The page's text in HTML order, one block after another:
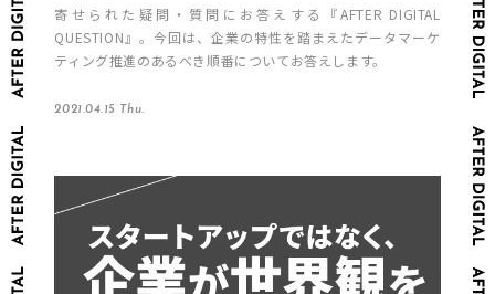
寄せられた疑問・質問にお答えする『AFTER DIGITAL
QUESTION』。今回は、企業の特性を踏まえたデータマーケ
ティング推進のあるべき順番についてお答えします。
2021.04.15 Thu.